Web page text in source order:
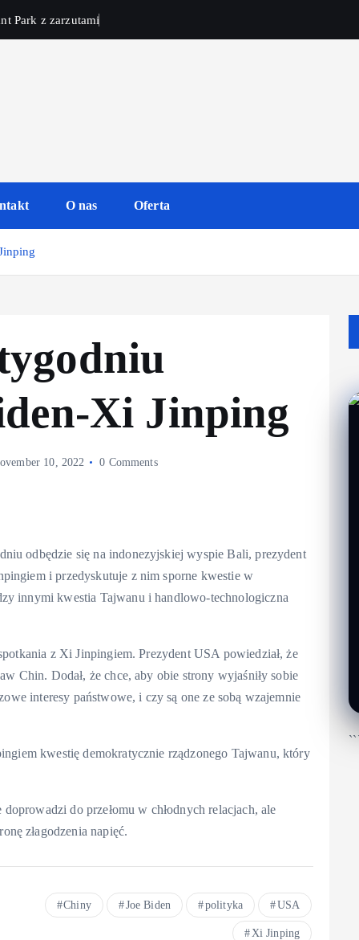
Park z zarzutami
O nas Oferta
Xi Jinping
10, 2022 0 Comments
odbędzie się na indonezyjskiej wyspie Bali, prezydent
i przedyskutuje z nim sporne kwestie w
innymi kwestia Tajwanu i handlowo-technologiczna
z Xi Jinpingiem. Prezydent USA powiedział, że
Chin. Dodał, że chce, aby obie strony wyjaśniły sobie
interesy państwowe, i czy są one ze sobą wzajemnie
kwestię demokratycznie rządzonego Tajwanu, który
do przełomu w chłodnych relacjach, ale
złagodzenia napięć.
Chiny Joe Biden polityka USA
Xi Jinping